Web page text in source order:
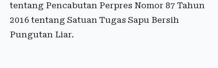
tentang Pencabutan Perpres Nomor 87 Tahun
2016 tentang Satuan Tugas Sapu Bersih
Pungutan Liar.